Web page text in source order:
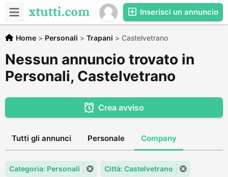
Inserisci un annuncio
Home > Personali > Trapani > Castelvetrano
Nessun annuncio trovato in
Personali, Castelvetrano
Crea avviso
Tutti gli annunci Personale Company
Categoria: Personali Città: Castelvetrano